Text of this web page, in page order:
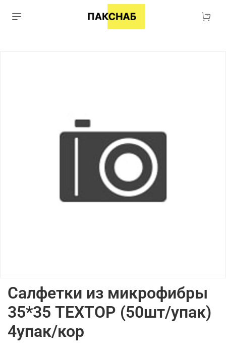
Салфетки из микрофибры
35*35 ТЕХТОР (50шт/упак)
4упак/кор